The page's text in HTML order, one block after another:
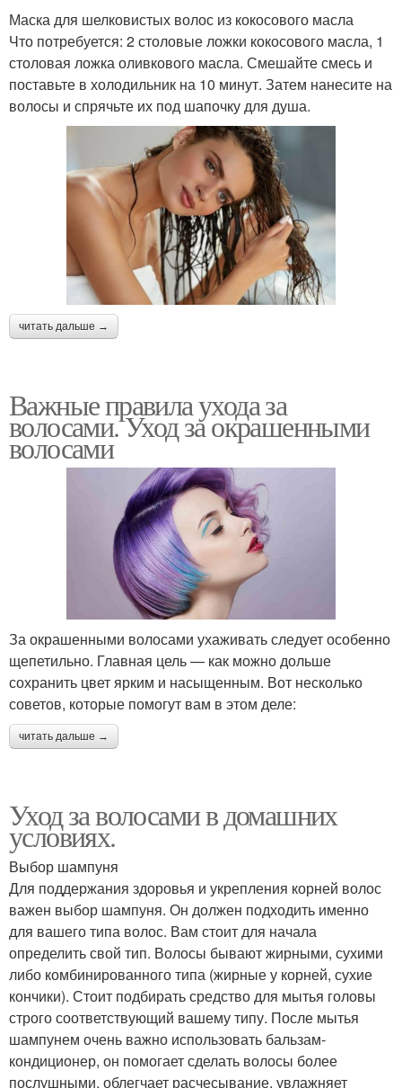
Маска для шелковистых волос из кокосового масла
Что потребуется: 2 столовые ложки кокосового масла, 1
столовая ложка оливкового масла. Смешайте смесь и
поставьте в холодильник на 10 минут. Затем нанесите на
волосы и спрячьте их под шапочку для душа.
читать дальше →
Важные правила ухода за
волосами. Уход за окрашенными
волосами
За окрашенными волосами ухаживать следует особенно
щепетильно. Главная цель — как можно дольше
сохранить цвет ярким и насыщенным. Вот несколько
советов, которые помогут вам в этом деле:
читать дальше →
Уход за волосами в домашних
условиях.
Выбор шампуня
Для поддержания здоровья и укрепления корней волос
важен выбор шампуня. Он должен подходить именно
для вашего типа волос. Вам стоит для начала
определить свой тип. Волосы бывают жирными, сухими
либо комбинированного типа (жирные у корней, сухие
кончики). Стоит подбирать средство для мытья головы
строго соответствующий вашему типу. После мытья
шампунем очень важно использовать бальзам-
кондиционер, он помогает сделать волосы более
послушными, облегчает расчесывание, увлажняет